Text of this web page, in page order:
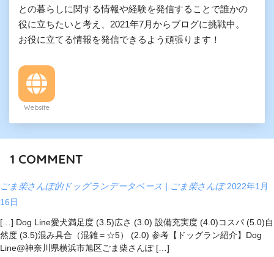
との暮らしに関する情報や経験を発信することで誰かの
役に立ちたいと考え、2021年7月からブログに挑戦中。
お役に立てる情報を発信できるよう頑張ります！
Website
1 COMMENT
ごま柴さんぽ的ドッグランデータベース | ごま柴さんぽ 2022年1月
16日
[…] Dog Line愛犬満足度 (3.5)広さ (3.0) 設備充実度 (4.0)コスパ (5.0)自
然度 (3.5)混み具合（混雑＝☆5） (2.0) 参考【ドッグラン紹介】Dog
Line@神奈川県横浜市旭区ごま柴さんぽ […]